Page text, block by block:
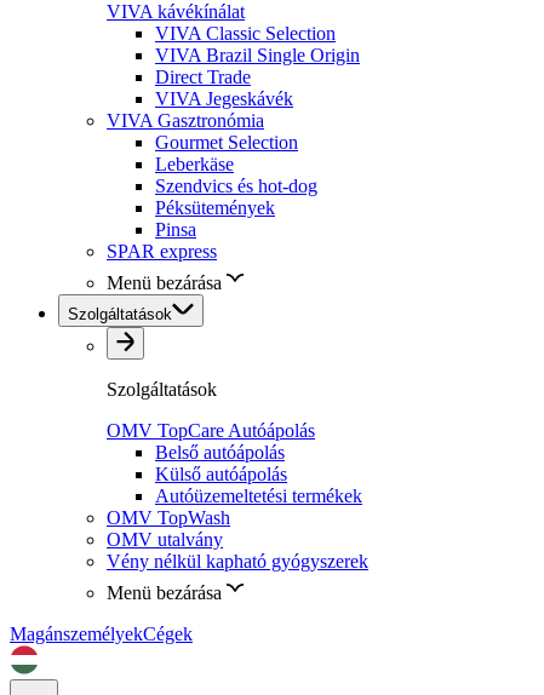
VIVA kávékínálat
VIVA Classic Selection
VIVA Brazil Single Origin
Direct Trade
VIVA Jegeskávék
VIVA Gasztronómia
Gourmet Selection
Leberkäse
Szendvics és hot-dog
Péksütemények
Pinsa
SPAR express
Menü bezárása
Szolgáltatások
Szolgáltatások
OMV TopCare Autóápolás
Belső autóápolás
Külső autóápolás
Autóüzemeltetési termékek
OMV TopWash
OMV utalvány
Vény nélkül kapható gyógyszerek
Menü bezárása
MagánszemélyekCégek